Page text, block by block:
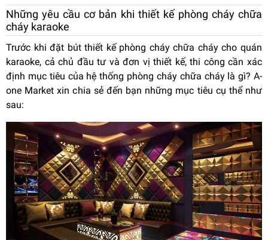
Những yêu cầu cơ bản khi thiết kế phòng cháy chữa
cháy karaoke
Trước khi đặt bút thiết kế phòng cháy chữa cháy cho quán
karaoke, cả chủ đầu tư và đơn vị thiết kế, thi công cần xác
định mục tiêu của hệ thống phòng cháy chữa cháy là gì? A-
one Market xin chia sẻ đến bạn những mục tiêu cụ thể như
sau: